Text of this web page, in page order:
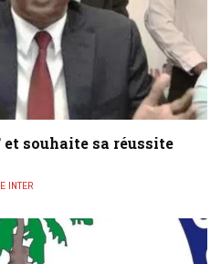
et souhaite sa réussite
INTER